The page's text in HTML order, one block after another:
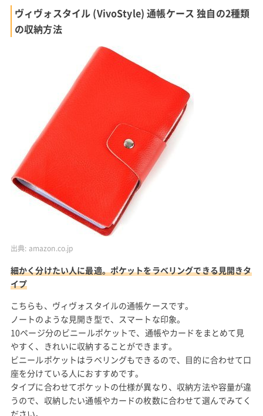
ヴィヴォスタイル (VivoStyle) 通帳ケース 独自の2種類
の収納方法
出典: amazon.co.jp
細かく分けたい人に最適。ポケットをラベリングできる見開きタ
イプ
こちらも、ヴィヴォスタイルの通帳ケースです。
ノートのような見開き型で、スマートな印象。
10ページ分のビニールポケットで、通帳やカードをまとめて見
やすく、きれいに収納することができます。
ビニールポケットはラベリングもできるので、目的に合わせて口
座を分けている人におすすめです。
タイプに合わせてポケットの仕様が異なり、収納方法や容量が違
うので、収納したい通帳やカードの枚数に合わせて選んでみてく